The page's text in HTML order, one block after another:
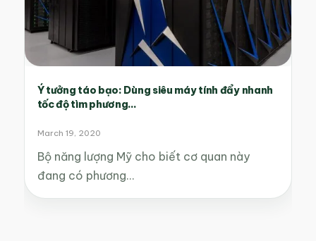
Ý tưởng táo bạo: Dùng siêu máy tính đẩy nhanh
tốc độ tìm phương...
March 19, 2020
Bộ năng lượng Mỹ cho biết cơ quan này
đang có phương…